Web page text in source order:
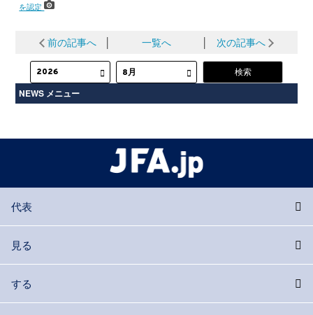
を認定
前の記事へ 一覧へ 次の記事へ
NEWS メニュー
代表
見る
する